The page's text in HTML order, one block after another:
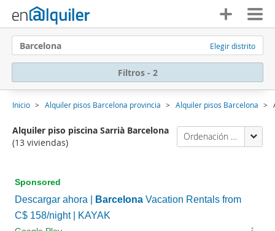
Barcelona Elegir distrito
Filtros - 2
Inicio Alquiler pisos Barcelona provincia Alquiler pisos Barcelona
Alquiler piso piscina Sarrià Barcelona
(13 viviendas)
Ordenación Enalquiler